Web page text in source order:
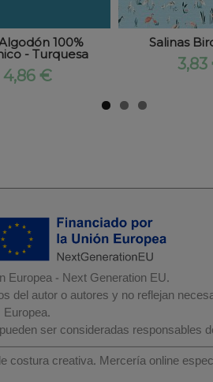
100%
- Turquesa
4,86 €
Salinas
Europea - Next Generation EU.
autor o autores y no reflejan
Europea.
ser consideradas responsables
creativa. Mercería online